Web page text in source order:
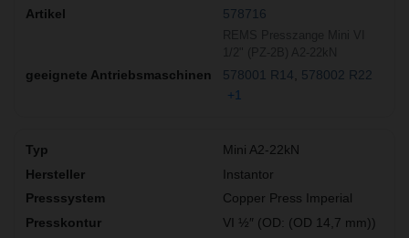
578716
578001 R14
578002 R22
+1
Mini A2-22kN
Instantor
Copper Press Imperial
VI ½″ (OD: (OD 14,7 mm))